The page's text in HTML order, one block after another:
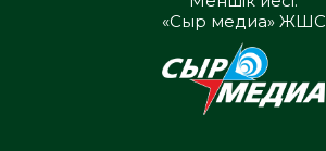
«Сыр медиа» ЖШС